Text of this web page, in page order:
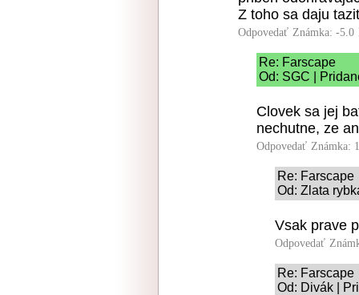
Z toho sa daju
Odpovedať Známka: -5.0
Re: Farscape
Od: SGC |
Clovek sa jej
nechutne, ze
Odpovedať Známka:
Re: Farscape
Od: Zlata
Vsak prave
Odpovedať
Re: Farscape
Od: Divák |